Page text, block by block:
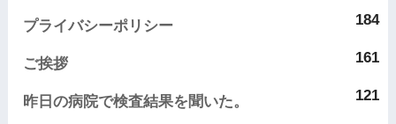
184
プライバシーポリシー
161
ご挨拶
121
昨日の病院で検査結果を聞いた。